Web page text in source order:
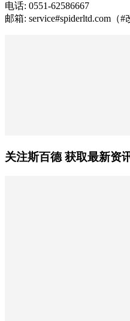
电话: 0551-62586667
邮箱: service#spiderltd.com（#
关注斯百德 获取最新资